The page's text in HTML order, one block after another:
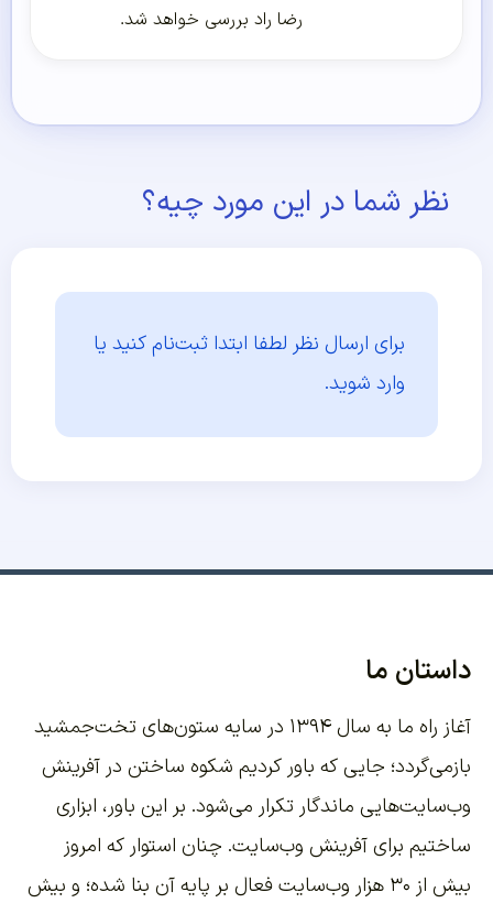
رضا راد بررسی خواهد شد.
نظر شما در این مورد چیه؟
برای ارسال نظر لطفا ابتدا ثبت‌نام کنید یا
وارد شوید.
داستان ما
آغاز راه ما به سال ۱۳۹۴ در سایه ستون‌های تخت‌جمشید
بازمی‌گردد؛ جایی که باور کردیم شکوه ساختن در آفرینش
وب‌سایت‌هایی ماندگار تکرار می‌شود. بر این باور، ابزاری
ساختیم برای آفرینش وب‌سایت. چنان استوار که امروز
بیش از ۳۰ هزار وب‌سایت فعال بر پایه آن بنا شده؛ و بیش